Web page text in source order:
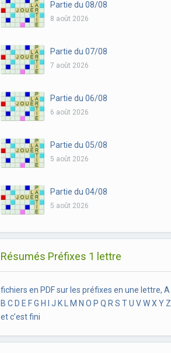
Partie du 08/08
8 août 2026
Partie du 07/08
7 août 2026
Partie du 06/08
6 août 2026
Partie du 05/08
5 août 2026
Partie du 04/08
5 août 2026
Résumés Préfixes 1 lettre
fichiers en PDF sur les préfixes en une lettre, A
B C D E F G H I J K L M N O P Q R S T U V W X Y Z
et c’est fini